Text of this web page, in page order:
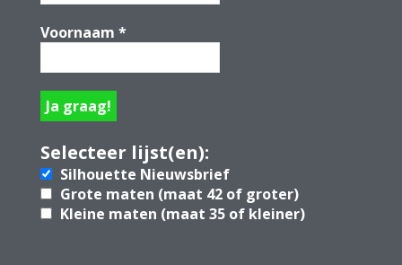
Voornaam *
Selecteer lijst(en):
Silhouette Nieuwsbrief
Grote maten (maat 42 of groter)
Kleine maten (maat 35 of kleiner)